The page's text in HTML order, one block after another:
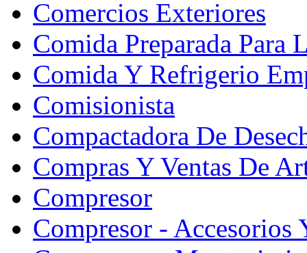
Comercios Exteriores
Comida Preparada Para
Comida Y Refrigerio
Comisionista
Compactadora De
Compras Y Ventas De
Compresor
Compresor - Accesorios